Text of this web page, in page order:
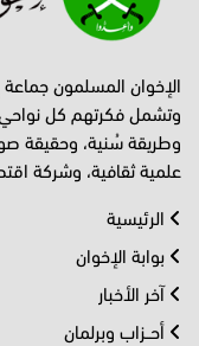
الإخوان المسلمون
وتشمل فكرتهم كل
وطريقة سُنية، وحقيقة
علمية ثقافية، وشركة
الرئيسية
بوابة الإخوان
آخر الأخبار
أحــزاب وبرلمان